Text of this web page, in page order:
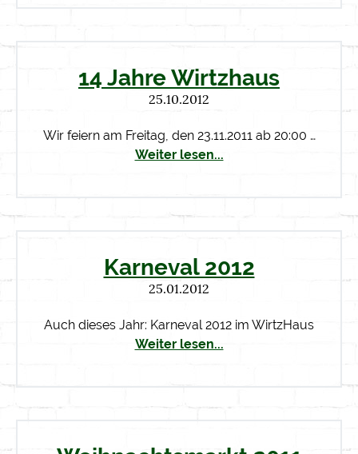
14 Jahre Wirtzhaus
25.10.2012
Wir feiern am Freitag, den 23.11.2011 ab 20:00 …
Weiter lesen...
Karneval 2012
25.01.2012
Auch dieses Jahr: Karneval 2012 im WirtzHaus
Weiter lesen...